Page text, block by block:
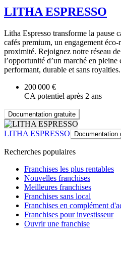
LITHA ESPRESSO
Litha Espresso transforme la pause
cafés premium, un engagement
proximité. Rejoignez notre réseau
l’opportunité d’un marché en pleine
performant, durable et sans royalties.
200 000 €
CA potentiel après 2 ans
Documentation gratuite
LITHA ESPRESSO Documentation
Recherches populaires
Franchises les plus rentables
Nouvelles franchises
Meilleures franchises
Franchises sans local
Franchises en complément
Franchises pour investisseur
Ouvrir une franchise